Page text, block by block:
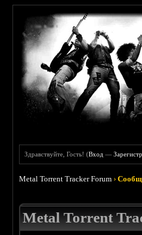
Здравствуйте, Гость! (Вход —
Metal Torrent Tracker Forum ›
Metal Torrent